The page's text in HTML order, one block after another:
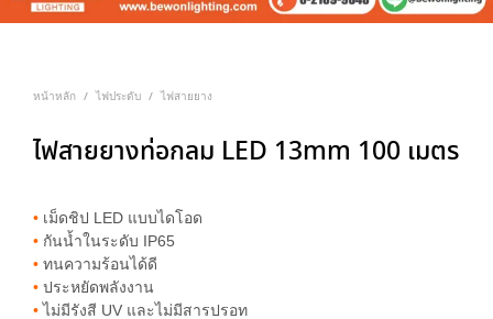
หน้าหลัก / ไฟประดับ / ไฟสายยาง
ไฟสายยางท่อกลม LED 13mm 100 เมตร
• เม็ดชิป LED แบบไดโอด
• กันน้ำในระดับ IP65
• ทนความร้อนได้ดี
• ประหยัดพลังงาน
•ไม่มีรังสี UV และไม่มีสารปรอท